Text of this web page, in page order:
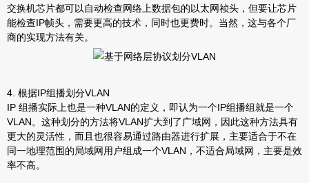
交换机芯片都可以自动检查网络上数据包的以太网祯头，但要让芯片
能检查IP帧头，需要更高的技术，同时也更费时。当然，这与各个厂
商的实现方法有关。
4. 根据IP组播划分VLAN
IP 组播实际上也是一种VLAN的定义，即认为一个IP组播组就是一个
VLAN。这种划分的方法将VLAN扩大到了广域网，因此这种方法具有
更大的灵活性，而且也很容易通过路由器进行扩展，主要适合于不在
同一地理范围的局域网用户组成一个VLAN，不适合局域网，主要是效
率不高。